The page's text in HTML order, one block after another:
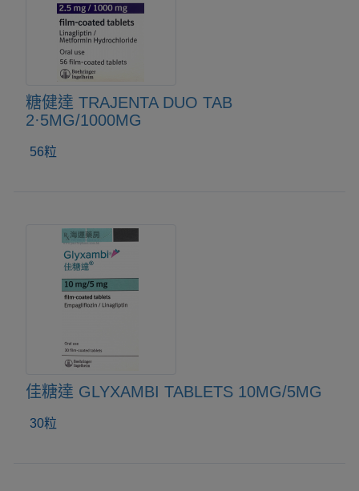
糖健達 TRAJENTA DUO TAB
2·5MG/1000MG
56粒
佳糖達 GLYXAMBI TABLETS 10MG/5MG
30粒